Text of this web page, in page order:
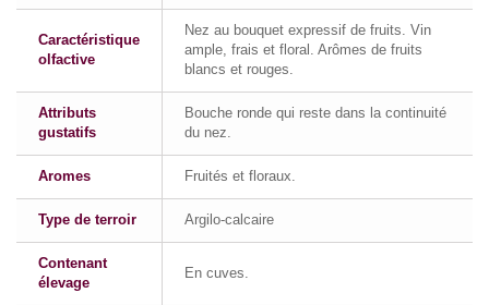
Caractéristique
olfactive
Nez au bouquet expressif de fruits. Vin
ample, frais et floral. Arômes de fruits
blancs et rouges.
Attributs
gustatifs
Bouche ronde qui reste dans la continuité
du nez.
Aromes Fruités et floraux.
Type de terroir Argilo-calcaire
Contenant
élevage
En cuves.